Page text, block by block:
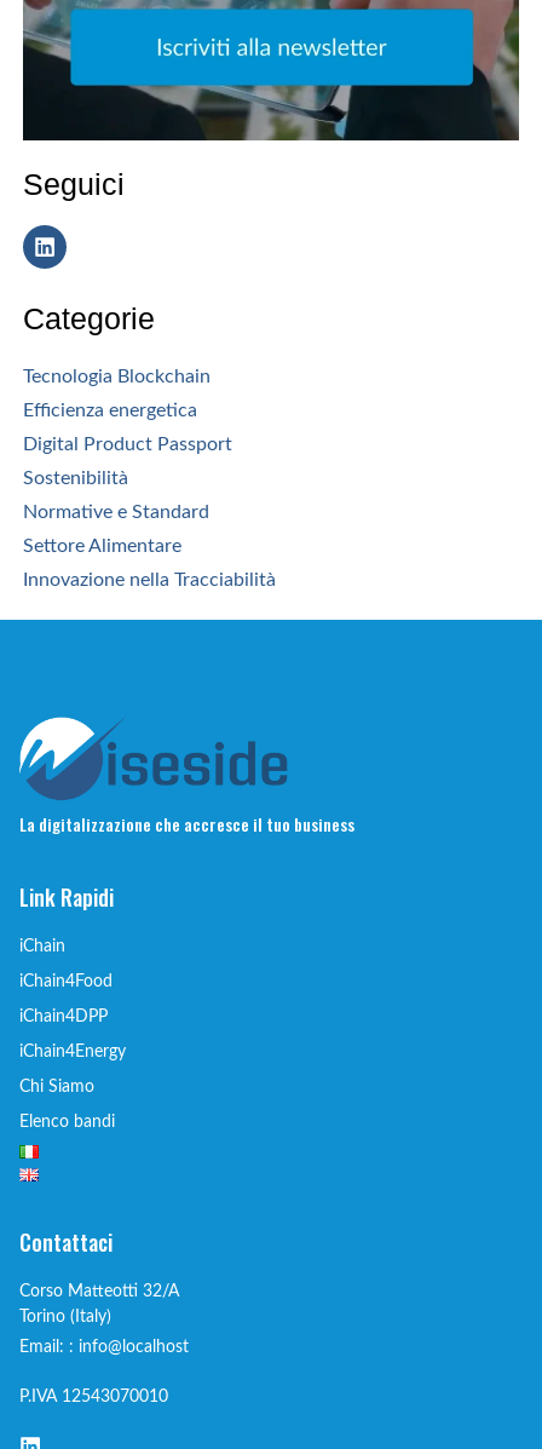
Seguici
Categorie
Tecnologia Blockchain
Efficienza energetica
Digital Product Passport
Sostenibilità
Normative e Standard
Settore Alimentare
Innovazione nella Tracciabilità
La digitalizzazione che accresce il tuo business
Link Rapidi
iChain
iChain4Food
iChain4DPP
iChain4Energy
Chi Siamo
Elenco bandi
Contattaci
Corso Matteotti 32/A
Torino (Italy)
Email: : info@localhost
P.IVA 12543070010